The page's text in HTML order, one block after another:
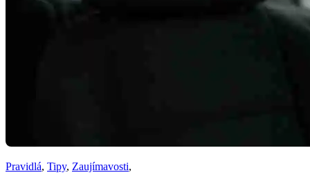
Pravidlá, Tipy, Zaujímavosti,